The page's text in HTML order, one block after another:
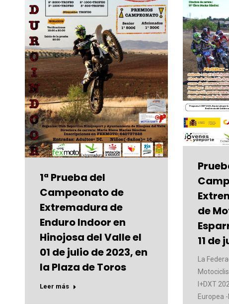
1ª Prueba del
Campeonato de
Extremadura de
Enduro Indoor en
Hinojosa del Valle el
01 de julio de 2023, en
la Plaza de Toros
Leer más
de
11 de
La
I+DXT
Europea